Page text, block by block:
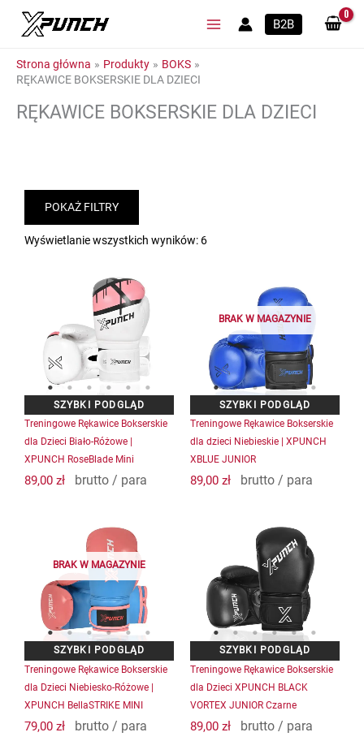
B2B
Strona główna Produkty
BOKS
RĘKAWICE BOKSERSKIE DLA DZIECI
RĘKAWICE BOKSERSKIE DLA DZIECI
POKAŻ FILTRY
Wyświetlanie wszystkich wyników: 6
Treningowe Rękawice Bokserskie
dla Dzieci Biało-Różowe |
XPUNCH RoseBlade Mini
89,00 zł brutto / para
BRAK W MAGAZYNIE
Treningowe Rękawice Bokserskie
dla dzieci Niebieskie | XPUNCH
XBLUE JUNIOR
89,00 zł brutto / para
BRAK W MAGAZYNIE
Treningowe Rękawice Bokserskie
dla Dzieci Niebiesko-Różowe |
XPUNCH BellaSTRIKE MINI
79,00 zł brutto / para
Treningowe Rękawice Bokserskie
dla Dzieci XPUNCH BLACK
VORTEX JUNIOR Czarne
89,00 zł brutto / para